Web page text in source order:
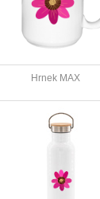
Hrnek MAX